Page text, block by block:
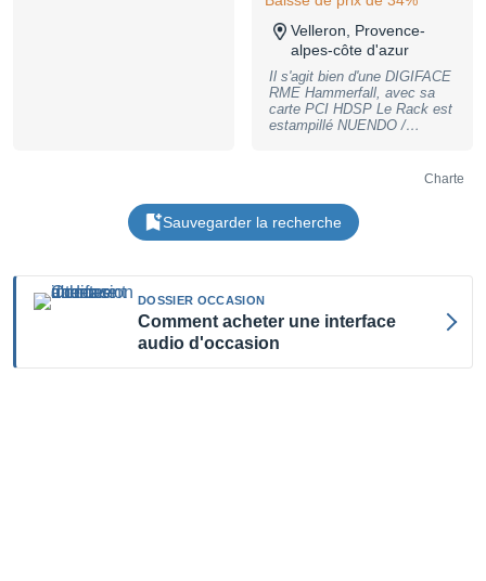
Velleron, Provence-
alpes-côte d'azur
Il s'agit bien d'une DIGIFACE
RME Hammerfall, avec sa
carte PCI HDSP Le Rack est
estampillé NUENDO /
Steinberg et RME. Mais c'est
La carte PCI RME HDSP en
parfait état elle aussi. Le
câble est également fourni
24 Bit 3x I/O ADAT 1x I/O
MIDI I/O en DIN
Charte
Sauvegarder la recherche
DOSSIER OCCASION
Comment acheter une interface
audio d'occasion